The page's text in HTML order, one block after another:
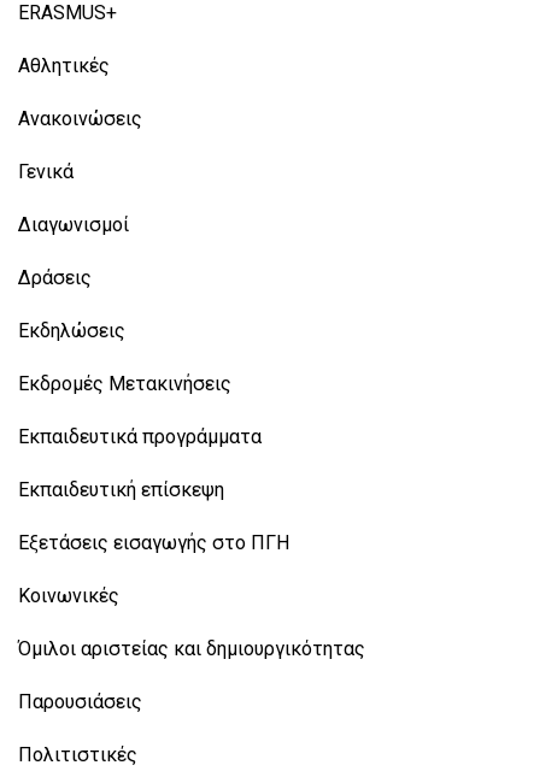
ERASMUS+
Αθλητικές
Ανακοινώσεις
Γενικά
Διαγωνισμοί
Δράσεις
Εκδηλώσεις
Εκδρομές Μετακινήσεις
Εκπαιδευτικά προγράμματα
Εκπαιδευτική επίσκεψη
Εξετάσεις εισαγωγής στο ΠΓΗ
Κοινωνικές
Όμιλοι αριστείας και δημιουργικότητας
Παρουσιάσεις
Πολιτιστικές